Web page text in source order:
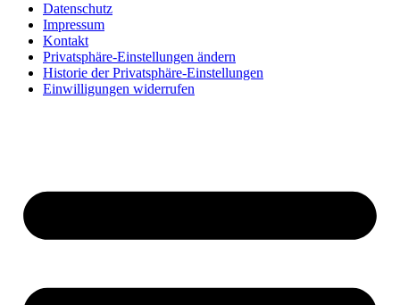
Datenschutz
Impressum
Kontakt
Privatsphäre-Einstellungen ändern
Historie der Privatsphäre-Einstellungen
Einwilligungen widerrufen